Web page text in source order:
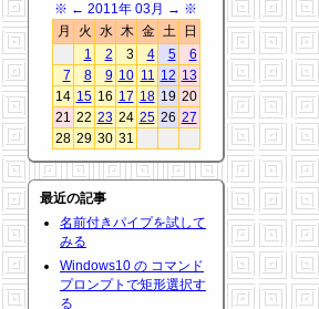
※ ← 2011年 03月 → ※
月
火 水 木 金 土
日
1
2 3 4 5
6
7
8 9 10 11 12 13
14 15 16 17 18 19 20
21 22 23 24 25 26 27
28 29 30 31
最近の記事
名前付きパイプを試して
みる
Windows10 の コマンド
プロンプトで矩形選択す
る